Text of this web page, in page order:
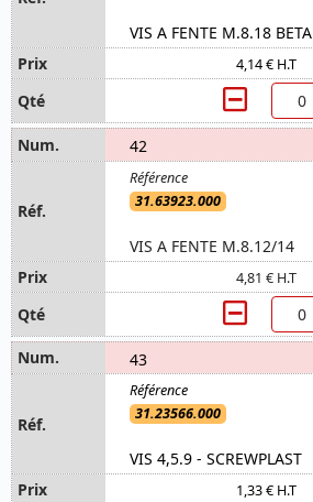
VIS A FENTE M.8.18 BETA
4,14 € H.T
42
31.63923.000
VIS A FENTE M.8.12/14
4,81 € H.T
43
31.23566.000
VIS 4,5.9 - SCREWPLAST
1,33 € H.T